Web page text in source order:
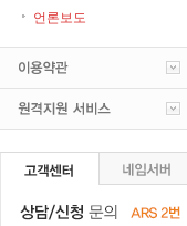
언론보도